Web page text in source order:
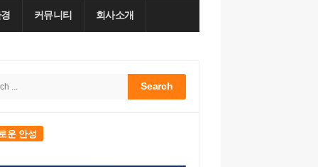
커뮤니티 회사소개
운 안성